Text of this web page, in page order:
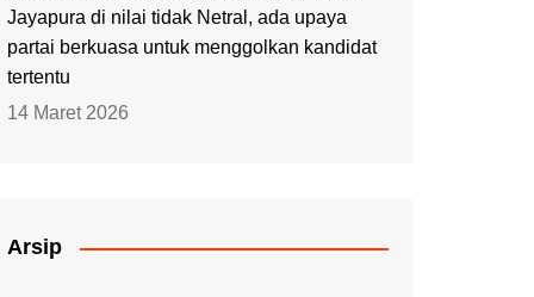
Jayapura di nilai tidak Netral, ada upaya
partai berkuasa untuk menggolkan kandidat
tertentu
14 Maret 2026
Arsip